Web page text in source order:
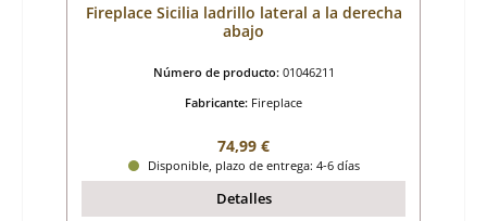
Fireplace Sicilia ladrillo lateral a la derecha
abajo
Número de producto: 01046211
Fabricante: Fireplace
Precio normal:
74,99 €
Disponible, plazo de entrega: 4-6 días
Detalles